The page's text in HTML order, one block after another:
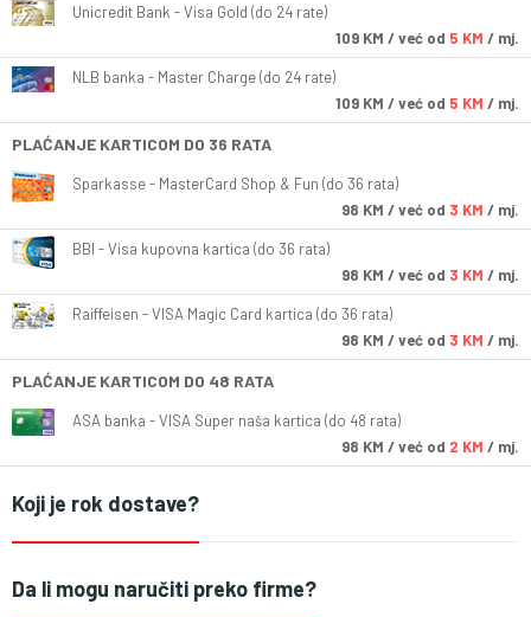
Unicredit Bank - Visa Gold (do 24 rate)
109 KM / već od 5 KM / mj.
NLB banka - Master Charge (do 24 rate)
109 KM / već od 5 KM / mj.
PLAĆANJE KARTICOM DO 36 RATA
Sparkasse - MasterCard Shop & Fun (do 36 rata)
98 KM / već od 3 KM / mj.
BBI - Visa kupovna kartica (do 36 rata)
98 KM / već od 3 KM / mj.
Raiffeisen - VISA Magic Card kartica (do 36 rata)
98 KM / već od 3 KM / mj.
PLAĆANJE KARTICOM DO 48 RATA
ASA banka - VISA Super naša kartica (do 48 rata)
98 KM / već od 2 KM / mj.
Koji je rok dostave?
Da li mogu naručiti preko firme?